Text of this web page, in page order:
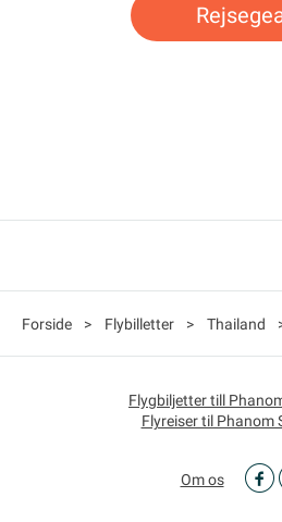
Forside > Flybilletter > Thailand
Flygbiljetter till
Flyreiser til Phanom
Om os